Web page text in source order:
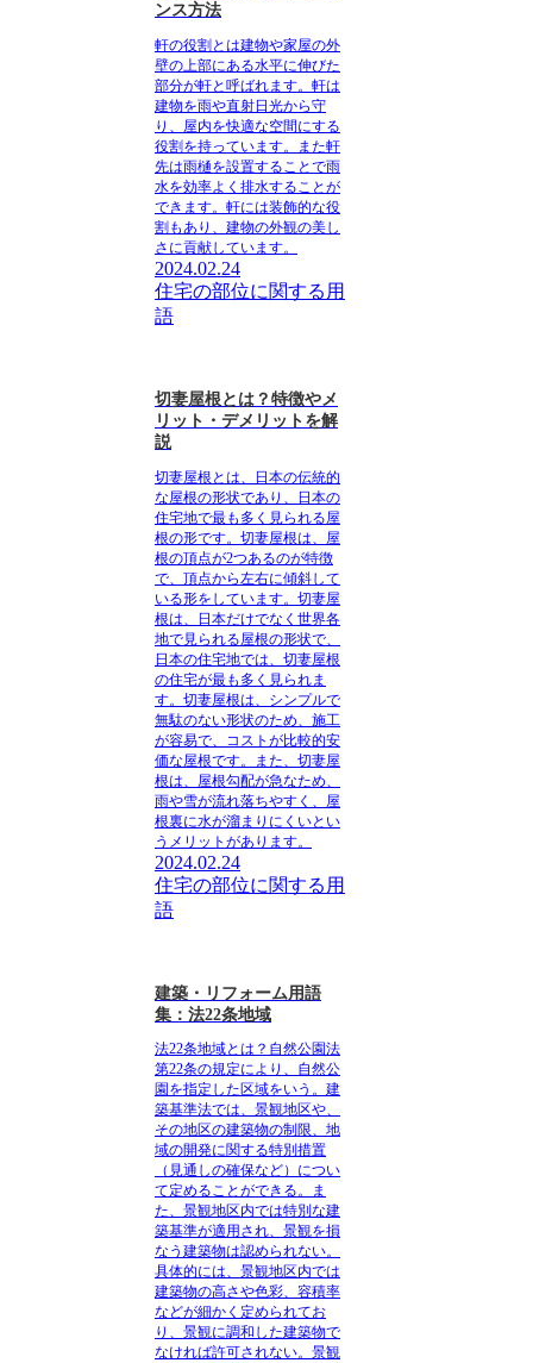
ンス方法
軒の役割とは建物や家屋の外
壁の上部にある水平に伸びた
部分が軒と呼ばれます。軒は
建物を雨や直射日光から守
り、屋内を快適な空間にする
役割を持っています。また軒
先は雨樋を設置することで雨
水を効率よく排水することが
できます。軒には装飾的な役
割もあり、建物の外観の美し
さに貢献しています。
2024.02.24
住宅の部位に関する用
語
切妻屋根とは？特徴やメ
リット・デメリットを解
説
切妻屋根とは、日本の伝統的
な屋根の形状であり、日本の
住宅地で最も多く見られる屋
根の形です。切妻屋根は、屋
根の頂点が2つあるのが特徴
で、頂点から左右に傾斜して
いる形をしています。切妻屋
根は、日本だけでなく世界各
地で見られる屋根の形状で、
日本の住宅地では、切妻屋根
の住宅が最も多く見られま
す。切妻屋根は、シンプルで
無駄のない形状のため、施工
が容易で、コストが比較的安
価な屋根です。また、切妻屋
根は、屋根勾配が急なため、
雨や雪が流れ落ちやすく、屋
根裏に水が溜まりにくいとい
うメリットがあります。
2024.02.24
住宅の部位に関する用
語
建築・リフォーム用語
集：法22条地域
法22条地域とは？自然公園法
第22条の規定により、自然公
園を指定した区域をいう。建
築基準法では、景観地区や、
その地区の建築物の制限、地
域の開発に関する特別措置
（見通しの確保など）につい
て定めることができる。ま
た、景観地区内では特別な建
築基準が適用され、景観を損
なう建築物は認められない。
具体的には、景観地区内では
建築物の高さや色彩、容積率
などが細かく定められてお
り、景観に調和した建築物で
なければ許可されない。景観